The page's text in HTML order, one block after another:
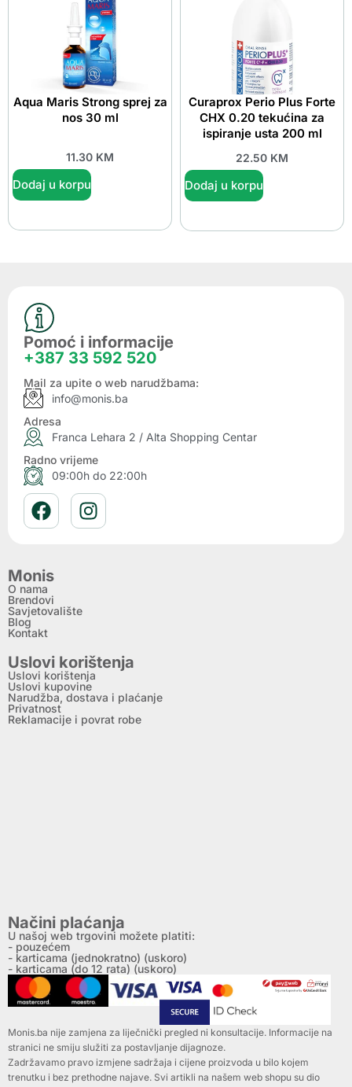
Aqua Maris Strong sprej za
nos 30 ml
11.30 KM
Dodaj u korpu
Curaprox Perio Plus Forte
CHX 0.20 tekućina za
ispiranje usta 200 ml
22.50 KM
Dodaj u korpu
Pomoć i informacije
+387 33 592 520
Mail za upite o web narudžbama:
info@monis.ba
Adresa
Franca Lehara 2 / Alta Shopping Centar
Radno vrijeme
09:00h do 22:00h
Monis
O nama
Brendovi
Savjetovalište
Blog
Kontakt
Uslovi korištenja
Uslovi korištenja
Uslovi kupovine
Narudžba, dostava i plaćanje
Privatnost
Reklamacije i povrat robe
Načini plaćanja
U našoj web trgovini možete platiti:
- pouzećem
- karticama (jednokratno) (uskoro)
- karticama (do 12 rata) (uskoro)
Monis.ba nije zamjena za liječnički pregled ni konsultacije. Informacije na
stranici ne smiju služiti za postavljanje dijagnoze.
Zadržavamo pravo izmjene sadržaja i cijene proizvoda u bilo kojem
trenutku i bez prethodne najave. Svi artikli na našem web shopu su dio